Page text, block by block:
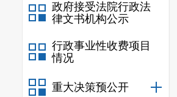
政府接受法院行政法
律文书机构公示
行政事业性收费项目
情况
重大决策预公开